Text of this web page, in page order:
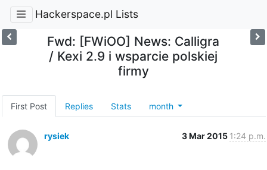
Hackerspace.pl Lists
Fwd: [FWiOO] News: Calligra
/ Kexi 2.9 i wsparcie polskiej
firmy
First Post Replies Stats month
rysiek 3 Mar 2015 1:24 p.m.